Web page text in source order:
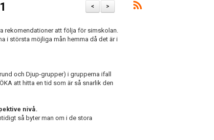
>
<
rekomendationer att följa för simskolan.
i största möjliga mån hemma då det är i
och Djup-grupper) i grupperna ifall
att hitta en tid som är så snarlik den
nivå.
så byter man om i de stora